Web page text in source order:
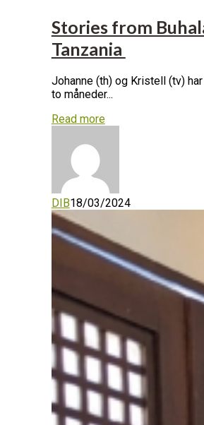
Stories from
Tanzania
Johanne (th) og Kristell (tv)
to måneder...
Read more
DIB18/03/2024